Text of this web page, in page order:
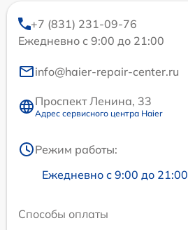
+7 (831) 231-09-76
Ежедневно с 9:00 до 21:00
info@haier-repair-center.ru
Проспект Ленина, 33
Адрес сервисного центра Haier
Режим работы:
Ежедневно с 9:00 до 21:00
Способы оплаты